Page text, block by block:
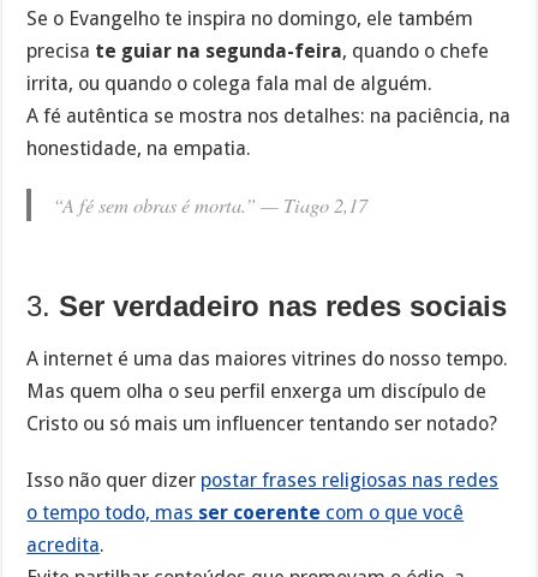
Se o Evangelho te inspira no domingo, ele também
precisa te guiar na segunda-feira, quando o chefe
irrita, ou quando o colega fala mal de alguém.
A fé autêntica se mostra nos detalhes: na paciência, na
honestidade, na empatia.
“A fé sem obras é morta.” — Tiago 2,17
3.Ser verdadeiro nas redes sociais
A internet é uma das maiores vitrines do nosso tempo.
Mas quem olha o seu perfil enxerga um discípulo de
Cristo ou só mais um influencer tentando ser notado?
Isso não quer dizer postar frases religiosas nas redes
o tempo todo, mas ser coerente com o que você
acredita.